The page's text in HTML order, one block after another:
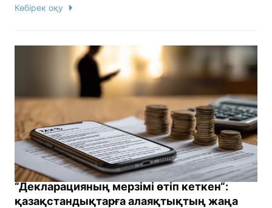
Көбірек оқу
“Декларацияның мерзімі өтіп кеткен“:
қазақстандықтарға алаяқтықтың жаңа